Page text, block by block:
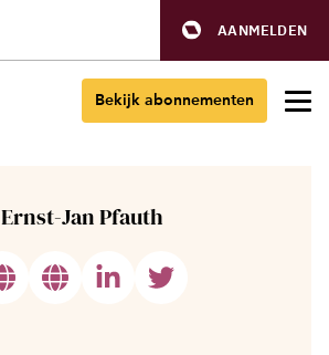
AANMELDEN
Bekijk abonnementen
Ernst-Jan Pfauth